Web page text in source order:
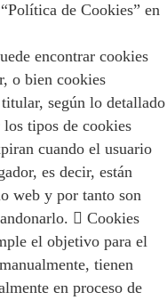
de Cookies” en
encontrar cookies
o bien cookies
según lo detallado
tipos de cookies
cuando el usuario
es decir, están
web y por tanto son
 Cookies
el objetivo para el
tienen
en proceso de